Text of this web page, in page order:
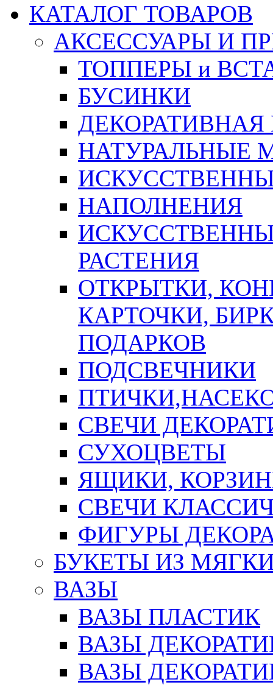
КАТАЛОГ ТОВАРОВ
АКСЕССУАРЫ И
ТОППЕРЫ и
БУСИНКИ
ДЕКОРАТИВНАЯ
НАТУРАЛЬНЫЕ
НАПОЛНЕНИЯ
РАСТЕНИЯ
ОТКРЫТКИ,
КАРТОЧКИ,
ПОДАРКОВ
ПОДСВЕЧНИКИ
СВЕЧИ
СУХОЦВЕТЫ
ЯЩИКИ,
СВЕЧИ
ФИГУРЫ
БУКЕТЫ ИЗ
ВАЗЫ
ВАЗЫ ПЛАСТИК
ВАЗЫ
ВАЗЫ